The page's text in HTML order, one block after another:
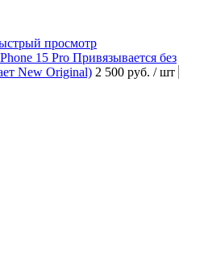
просмотр
15 Pro Привязывается без
New Original) 2 500 руб. / шт